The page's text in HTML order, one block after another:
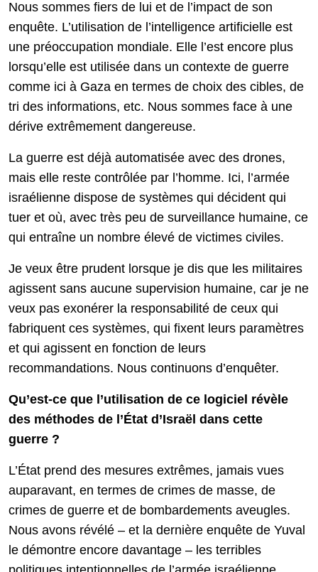
Nous sommes fiers de lui et de l’impact de son
enquête. L’utilisation de l’intelligence artificielle est
une préoccupation mondiale. Elle l’est encore plus
lorsqu’elle est utilisée dans un contexte de guerre
comme ici à Gaza en termes de choix des cibles, de
tri des informations, etc. Nous sommes face à une
dérive extrêmement dangereuse.
La guerre est déjà automatisée avec des drones,
mais elle reste contrôlée par l’homme. Ici, l’armée
israélienne dispose de systèmes qui décident qui
tuer et où, avec très peu de surveillance humaine, ce
qui entraîne un nombre élevé de victimes civiles.
Je veux être prudent lorsque je dis que les militaires
agissent sans aucune supervision humaine, car je ne
veux pas exonérer la responsabilité de ceux qui
fabriquent ces systèmes, qui fixent leurs paramètres
et qui agissent en fonction de leurs
recommandations. Nous continuons d’enquêter.
Qu’est-ce que l’utilisation de ce logiciel révèle
des méthodes de l’État d’Israël dans cette
guerre ?
L’État prend des mesures extrêmes, jamais vues
auparavant, en termes de crimes de masse, de
crimes de guerre et de bombardements aveugles.
Nous avons révélé – et la dernière enquête de Yuval
le démontre encore davantage – les terribles